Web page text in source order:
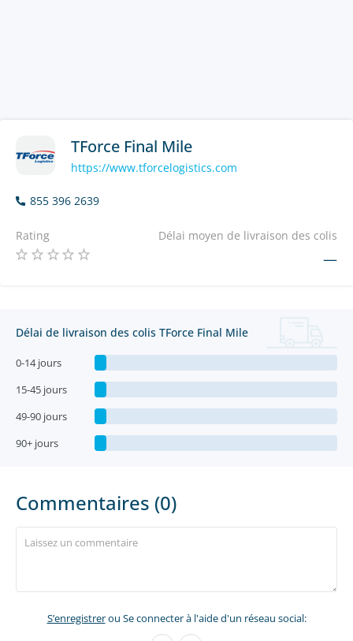
TForce Final Mile
https://www.tforcelogistics.com
855 396 2639
Rating Délai moyen de livraison des colis
—
Délai de livraison des colis TForce Final Mile
0-14 jours
15-45 jours
49-90 jours
90+ jours
Commentaires (0)
S’enregistrerou Se connecter à l'aide d'un réseau social: